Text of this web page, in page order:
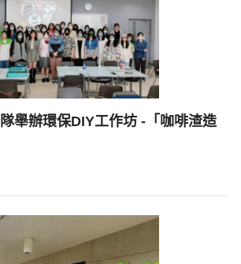
舉辦環保DIY工作坊 -「咖啡渣造